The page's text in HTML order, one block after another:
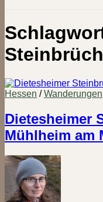
Hessen /Wanderungen
Dietesheimer
Mühlheim am